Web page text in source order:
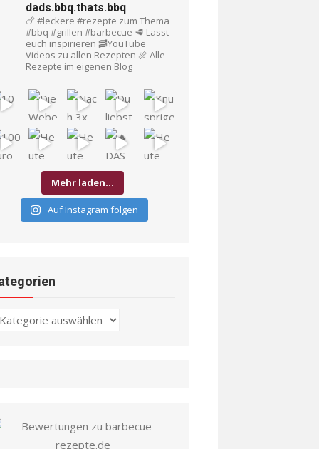
dads.bbq.thats.bbq
🍗 #leckere #rezepte zum Thema
#bbq #grillen #barbecue 🥩 Lasst
euch inspirieren 🥓YouTube
Videos zu allen Rezepten 🍖 Alle
Rezepte im eigenen Blog
Mehr laden…
Auf Instagram folgen